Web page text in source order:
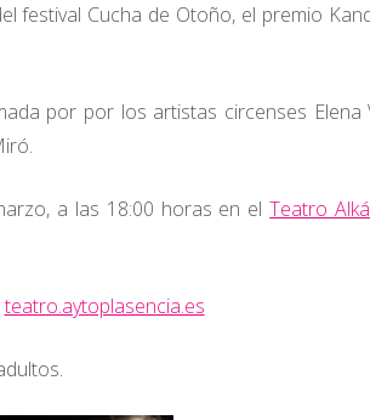
festival Cucha de Otoño, el premio
por por los artistas circenses Elena
a las 18:00 horas en elTeatro
teatro.aytoplasencia.es